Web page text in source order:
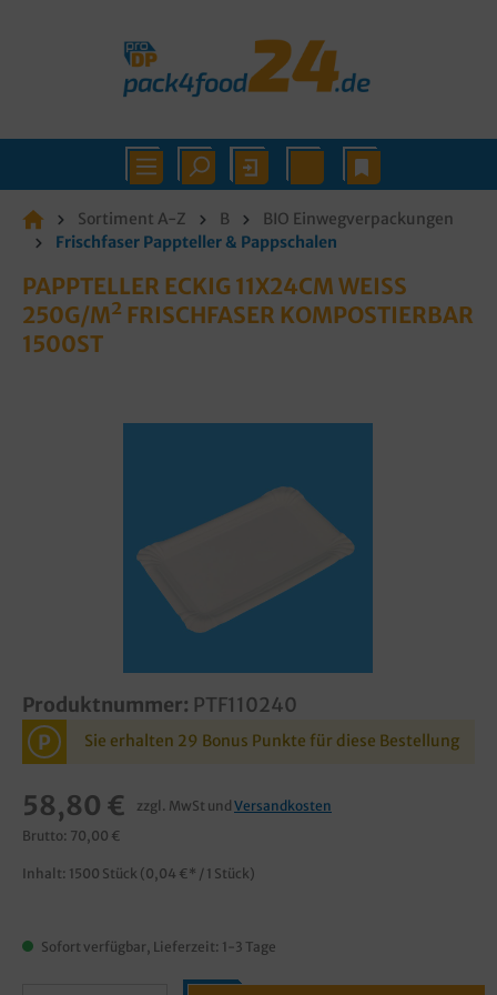
Sortiment A-Z B
BIO Einwegverpackungen
Frischfaser Pappteller & Pappschalen
PAPPTELLER ECKIG 11X24CM WEISS 2
50G/M² FRISCHFASER KOMPOSTIERBAR 1
500ST
Produktnummer: PTF110240
P Sie erhalten 29 Bonus Punkte für diese Bestellung
58,80 € zzgl. MwSt und Versandkosten
Brutto: 70,00 €
Inhalt: 1500 Stück (0,04 €* / 1 Stück)
Sofort verfügbar, Lieferzeit: 1-3 Tage